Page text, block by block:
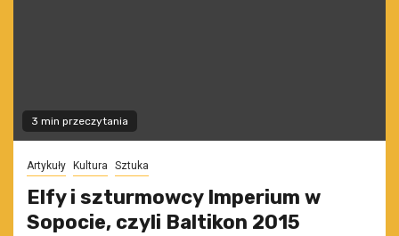
3 min przeczytania
Artykuły Kultura Sztuka
Elfy i szturmowcy Imperium w
Sopocie, czyli Baltikon 2015